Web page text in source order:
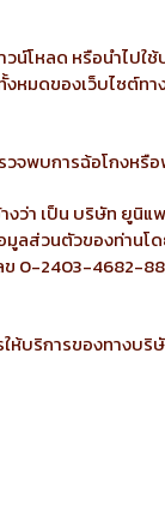
โหลด หรือนำไปใช้
มดของเว็บไซต์ทา
วจพบการฉ้อโกงห
า เป็น บริษัท ยูนิแพ
ลส่วนตัวของท่านโด
ข 0-2403-4682-
ห้บริการของทางบริ